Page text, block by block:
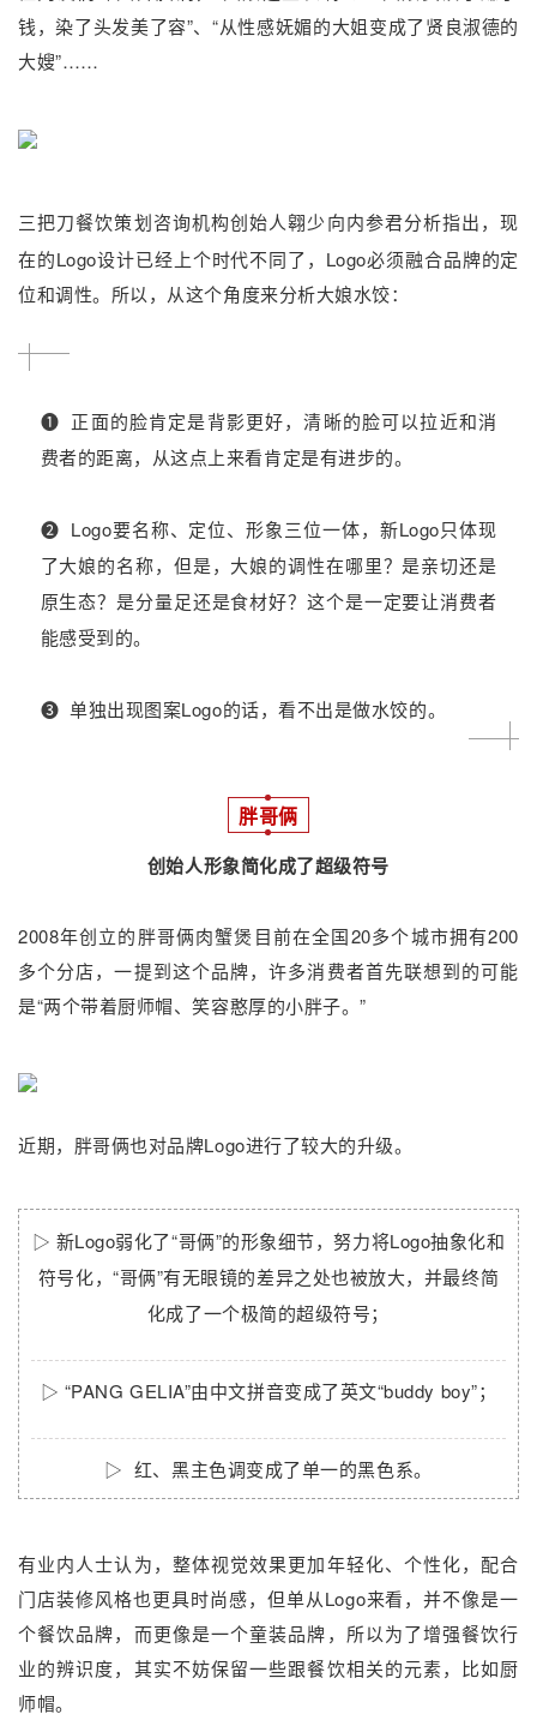
钱，染了头发美了容”、“从性感妩媚的大姐变成了贤良淑德的
大嫂”……
三把刀餐饮策划咨询机构创始人翱少 向内参君分析指出，现
在的Logo设计已经上个时代不同了，Logo必须融合品牌的定
位和调性。所以，从这个角度来分析大娘水饺：
➊ 正面的脸肯定是背影更好，清晰的脸可以拉近和消
费者的距离，从这点上来看肯定是有进步的。
❷ Logo要名称、定位、形象三位一体，新Logo只体现
了大娘的名称，但是，大娘的调性在哪里？是亲切还是
原生态？是分量足还是食材好？这个是一定要让消费者
能感受到的。
❸单独出现图案Logo的话，看不出是做水饺的。
胖哥俩
创始人形象简化成了超级符号
2008年创立的胖哥俩肉蟹煲目前在全国20多个城市拥有200
多个分店，一提到这个品牌，许多消费者首先联想到的可能
是“两个带着厨师帽、笑容憨厚的小胖子。”
近期，胖哥俩也对品牌Logo进行了较大的升级。
▷ 新Logo弱化了“哥俩”的形象细节，努力将Logo抽象化和
符号化，“哥俩”有无眼镜的差异之处也被放大，并最终简
化成了一个极简的超级符号；
▷ “PANG GELIA”由中文拼音变成了英文“buddy boy”；
▷ 红、黑主色调变成了单一的黑色系。
有业内人士认为，整体视觉效果更加年轻化、个性化，配合
门店装修风格也更具时尚感，但单从Logo来看，并不像是一
个餐饮品牌，而更像是一个童装品牌，所以为了增强餐饮行
业的辨识度，其实不妨保留一些跟餐饮相关的元素，比如厨
师帽。